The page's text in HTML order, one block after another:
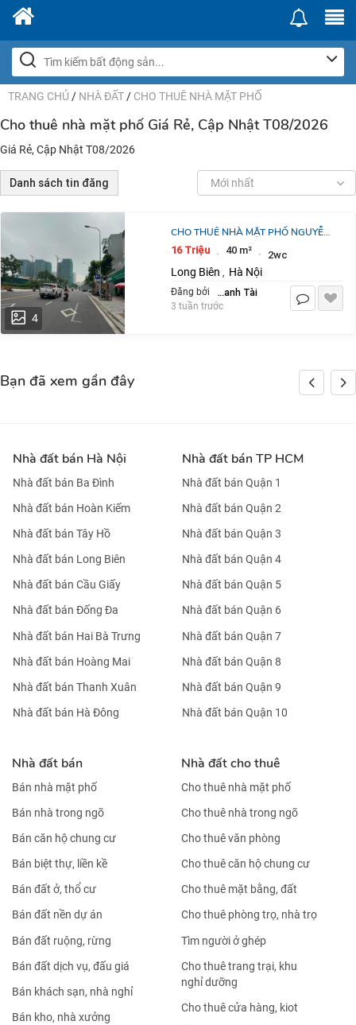
TRANG CHỦ / NHÀ ĐẤT / CHO THUÊ NHÀ MẶT PHỐ
Cho thuê nhà mặt phố Giá Rẻ, Cập Nhật T08/2026
Giá Rẻ, Cập Nhật T08/2026
Danh sách tin đăng Mới nhất
4
CHO THUÊ NHÀ MẶT PHỐ NGUYỄN
LAM - KINH DOANH ĐA NGÀNH
CHỈ 16TR/TH
16 Triệu · 40 m² · 2wc
Long Biên , Hà Nội
Đăng bởi Thanh Tài
3 tuần trước
Bạn đã xem gần đây
Nhà đất bán Hà Nội
Nhà đất bán Ba Đình
Nhà đất bán Hoàn Kiếm
Nhà đất bán Tây Hồ
Nhà đất bán Long Biên
Nhà đất bán Cầu Giấy
Nhà đất bán Đống Đa
Nhà đất bán Hai Bà Trưng
Nhà đất bán Hoàng Mai
Nhà đất bán Thanh Xuân
Nhà đất bán Hà Đông
Nhà đất bán TP HCM
Nhà đất bán Quận 1
Nhà đất bán Quận 2
Nhà đất bán Quận 3
Nhà đất bán Quận 4
Nhà đất bán Quận 5
Nhà đất bán Quận 6
Nhà đất bán Quận 7
Nhà đất bán Quận 8
Nhà đất bán Quận 9
Nhà đất bán Quận 10
Nhà đất bán
Bán nhà mặt phố
Bán nhà trong ngõ
Bán căn hộ chung cư
Bán biệt thự, liền kề
Bán đất ở, thổ cư
Bán đất nền dự án
Bán đất ruộng, rừng
Bán đất dịch vụ, đấu giá
Bán khách sạn, nhà nghỉ
Bán kho, nhà xưởng
Nhà đất cho thuê
Cho thuê nhà mặt phố
Cho thuê nhà trong ngõ
Cho thuê văn phòng
Cho thuê căn hộ chung cư
Cho thuê mặt bằng, đất
Cho thuê phòng trọ, nhà trọ
Tìm người ở ghép
Cho thuê trang trại, khu
nghỉ dưỡng
Cho thuê cửa hàng, kiot